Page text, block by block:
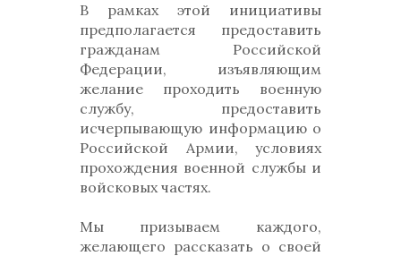
В рамках этой инициативы
предполагается предоставить
гражданам Российской
Федерации, изъявляющим
желание проходить военную
службу, предоставить
исчерпывающую информацию о
Российской Армии, условиях
прохождения военной службы и
войсковых частях.
Мы призываем каждого,
желающего рассказать о своей